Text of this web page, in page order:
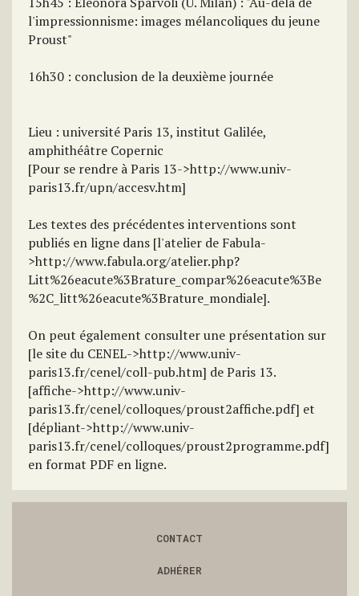
l'impressionnisme: images mélancoliques du jeune
Proust"
16h30 : conclusion de la deuxième journée
Lieu : université Paris 13, institut Galilée,
amphithéâtre Copernic
[Pour se rendre à Paris 13->http://www.univ-
paris13.fr/upn/accesv.htm]
Les textes des précédentes interventions sont
publiés en ligne dans [l'atelier de Fabula-
>http://www.fabula.org/atelier.php?
Litt%26eacute%3Brature_compar%26eacute%3Be
%2C_litt%26eacute%3Brature_mondiale].
On peut également consulter une présentation sur
[le site du CENEL->http://www.univ-
paris13.fr/cenel/coll-pub.htm] de Paris 13.
[affiche->http://www.univ-
paris13.fr/cenel/colloques/proust2affiche.pdf] et
[dépliant->http://www.univ-
paris13.fr/cenel/colloques/proust2programme.pdf]
en format PDF en ligne.
CONTACT
ADHÉRER